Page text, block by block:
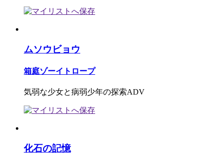
ムソウビョウ
箱庭ゾーイトロープ
気弱な少女と病弱少年の探索ADV
化石の記憶